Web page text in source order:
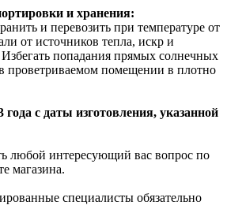
и хранения:
и перевозить при температуре от
от источников тепла, искр и
попадания прямых солнечных
проветриваемом помещении в плотно
года с даты изготовления, указанной
любой интересующий вас вопрос по
магазина.
специалисты обязательно